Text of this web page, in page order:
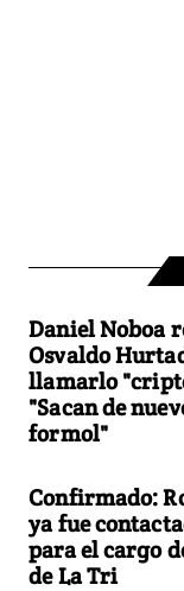
Daniel Noboa
Osvaldo
llamarlo
"Sacan de
formol"
Confirmado:
ya fue
para el cargo
de La Tri